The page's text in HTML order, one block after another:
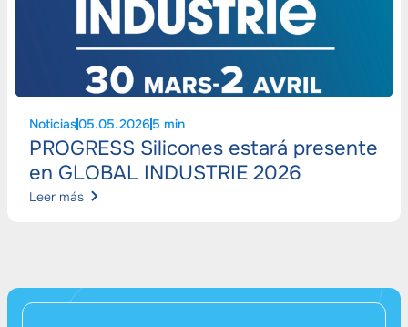
Noticias05.05.2026 5 min
PROGRESS Silicones estará presente
en GLOBAL INDUSTRIE 2026
Leer más